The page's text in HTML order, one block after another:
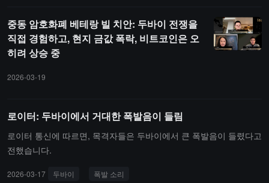
적합하지 않은 제품에 대한 접근을 제한해야 합니다. VARA는 시장
압력이나 거래 혼란 시, 제품 중단, 청산 요구, 마진 요구 증가 등 개입
조치를 취할 권한이 있으며, 긴급 상황에서는 사전 통보 없이 즉각적
중동 암호화폐 베테랑 빌 치안: 두바이 전쟁을
직접 경험하고, 현지 금값 폭락, 비트코인은 오
히려 상승 중
2026-03-19
로이터: 두바이에서 거대한 폭발음이 들림
로이터 통신에 따르면, 목격자들은 두바이에서 큰 폭발음이 들렸다고
전했습니다.
2026-03-17 두바이 폭발 소리